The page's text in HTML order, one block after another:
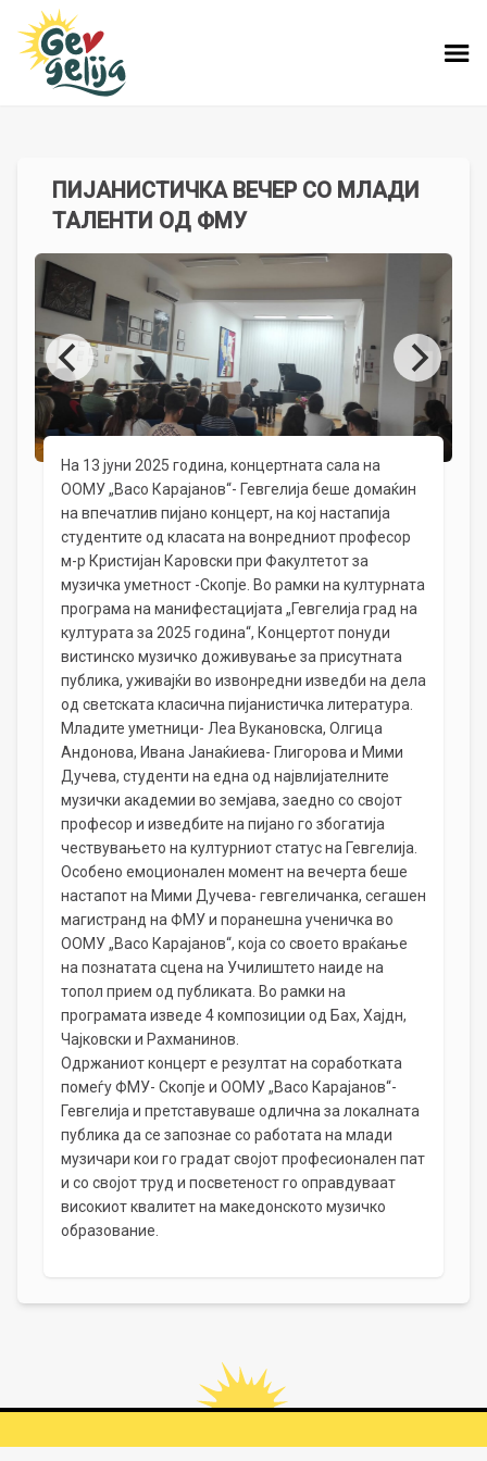
ПИЈАНИСТИЧКА ВЕЧЕР СО МЛАДИ
ТАЛЕНТИ ОД ФМУ
На 13 јуни 2025 година, концертната сала на
ООМУ „Васо Карајанов“- Гевгелија беше домаќин
на впечатлив пијано концерт, на кој настапија
студентите од класата на вонредниот професор
м-р Кристијан Каровски при Факултетот за
музичка уметност -Скопје. Во рамки на културната
програма на манифестацијата „Гевгелија град на
културата за 2025 година“, Концертот понуди
вистинско музичко доживување за присутната
публика, уживајќи во извонредни изведби на дела
од светската класична пијанистичка литература.
Младите уметници- Леа Вукановска, Олгица
Андонова, Ивана Јанаќиева- Глигорова и Мими
Дучева, студенти на една од највлијателните
музички академии во земјава, заедно со својот
професор и изведбите на пијано го збогатија
чествувањето на културниот статус на Гевгелија.
Особено емоционален момент на вечерта беше
настапот на Мими Дучева- гевгеличанка, сегашен
магистранд на ФМУ и поранешна ученичка во
ООМУ „Васо Карајанов“, која со своето враќање
на познатата сцена на Училиштето наиде на
топол прием од публиката. Во рамки на
програмата изведе 4 композиции од Бах, Хајдн,
Чајковски и Рахманинов.
Одржаниот концерт е резултат на соработката
помеѓу ФМУ- Скопје и ООМУ „Васо Карајанов“-
Гевгелија и претставуваше одлична за локалната
публика да се запознае со работата на млади
музичари кои го градат својот професионален пат
и со својот труд и посветеност го оправдуваат
високиот квалитет на македонското музичко
образование.